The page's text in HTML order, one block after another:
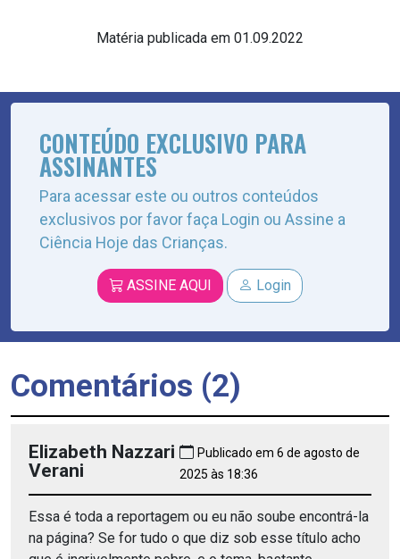
Matéria publicada em 01.09.2022
CONTEÚDO EXCLUSIVO PARA
ASSINANTES
Para acessar este ou outros conteúdos
exclusivos por favor faça Login ou Assine a
Ciência Hoje das Crianças.
ASSINE AQUI Login
Comentários (2)
Elizabeth Nazzari
Verani
Publicado em 6 de agosto de
2025 às 18:36
Essa é toda a reportagem ou eu não soube encontrá-la
na página? Se for tudo o que diz sob esse título acho